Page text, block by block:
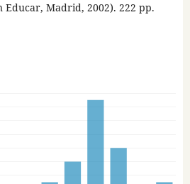
Educar, Madrid, 2002). 222 pp.